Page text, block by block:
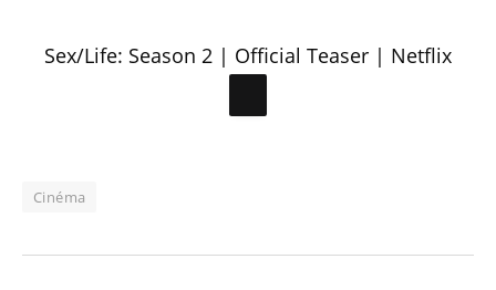
Sex/Life: Season 2 | Official Teaser | Netflix
Cinéma